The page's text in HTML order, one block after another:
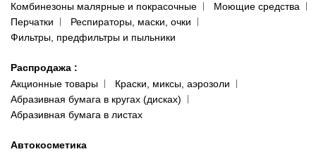
Комбинезоны малярные и покрасочные
Моющие средства
Перчатки
Респираторы, маски, очки
Фильтры, предфильтры и пыльники
Распродажа :
Акционные товары
Краски, миксы, аэрозоли
Абразивная бумага в кругах (дисках)
Абразивная бумага в листах
Автокосметика